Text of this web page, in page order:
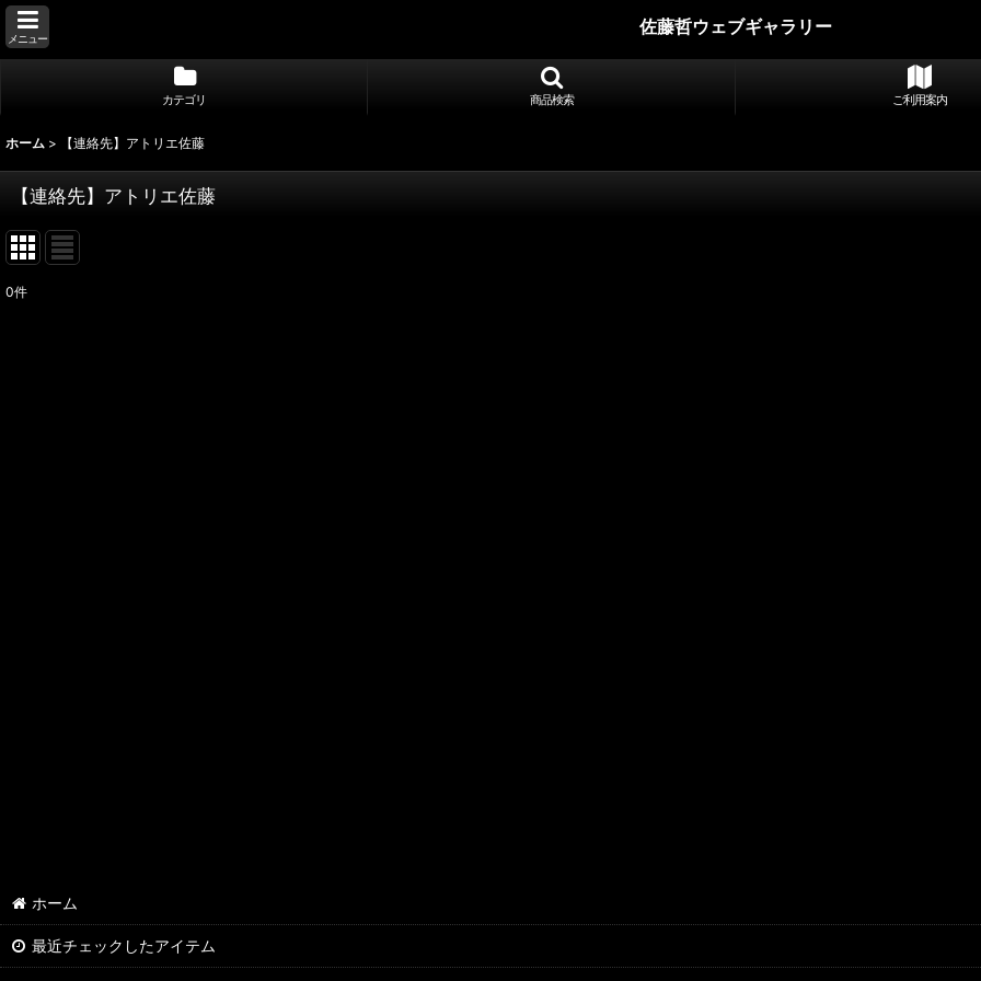
メニュー
佐藤哲ウェブギャラリー
カテゴリ 商品検索 ご利用案内
ホーム > 【連絡先】アトリエ佐藤
【連絡先】アトリエ佐藤
0件
ホーム
最近チェックしたアイテム